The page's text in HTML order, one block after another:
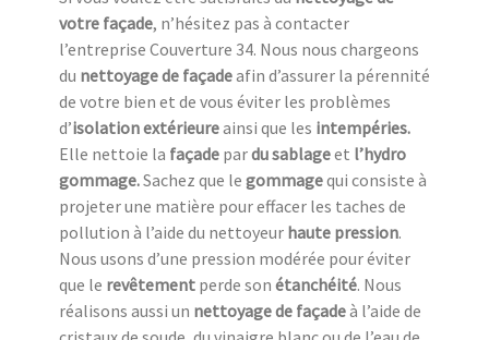
votre façade, n’hésitez pas à contacter
l’entreprise Couverture 34. Nous nous chargeons
du nettoyage de façadeafin d’assurer la pérennité
de votre bien et de vous éviter les problèmes
d’isolation extérieureainsi que les intempéries.
Elle nettoie la façade pardu sablageet l’hydro
gommage.Sachez que le gommagequi consiste à
projeter une matière pour effacer les taches de
pollution à l’aide du nettoyeur haute pression.
Nous usons d’une pression modérée pour éviter
que le revêtement perde son étanchéité. Nous
réalisons aussi un nettoyage de façadeà l’aide de